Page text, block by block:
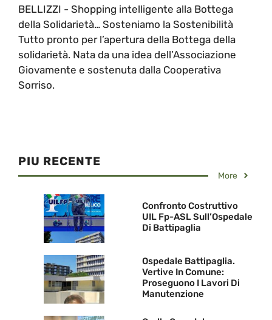
BELLIZZI - Shopping intelligente alla Bottega
della Solidarietà… Sosteniamo la Sostenibilità
Tutto pronto per l’apertura della Bottega della
solidarietà. Nata da una idea dell’Associazione
Giovamente e sostenuta dalla Cooperativa
Sorriso.
PIU RECENTE
More
Confronto Costruttivo
UIL Fp-ASL Sull’Ospedale
Di Battipaglia
Ospedale Battipaglia.
Vertive In Comune:
Proseguono I Lavori Di
Manutenzione